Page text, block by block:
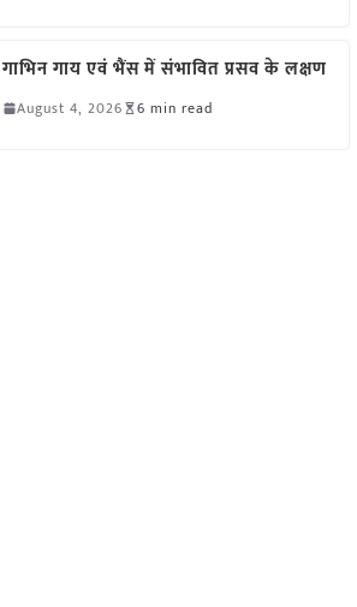
गाभिन गाय एवं भैंस में संभावित प्रसव के लक्षण
August 4, 2026 6 min read